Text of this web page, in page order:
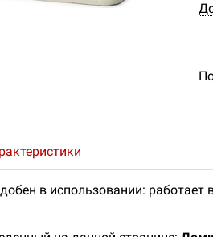
в использовании: